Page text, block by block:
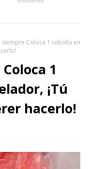
siempre Coloca 1 cebolla en
1
¡Tú
hacerlo!